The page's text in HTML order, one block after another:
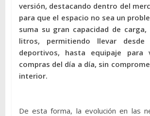
versión, destacando dentro del
para que el espacio no sea un
suma su gran capacidad de carga,
litros, permitiendo llevar desde
deportivos, hasta equipaje para
compras del día a día, sin
interior.
De esta forma, la evolución en las